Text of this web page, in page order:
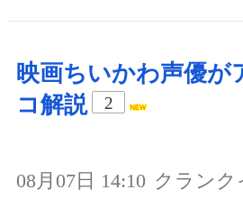
映画ちいかわ声優が
コ解説
2
08月07日 14:10 クランク